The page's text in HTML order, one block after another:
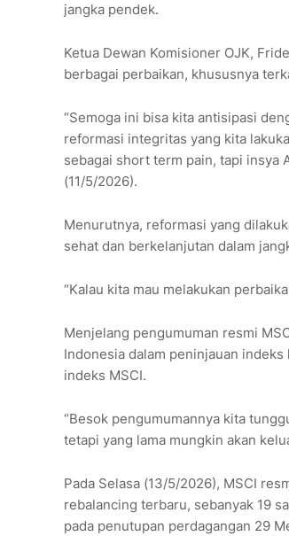
jangka pendek.
Ketua Dewan Komisioner OJK,
berbagai perbaikan, khususnya
“Semoga ini bisa kita antisipasi
reformasi integritas yang kita
sebagai short term pain, tapi insya
(11/5/2026).
Menurutnya, reformasi yang
sehat dan berkelanjutan dalam
“Kalau kita mau melakukan
Menjelang pengumuman resmi
Indonesia dalam peninjauan
indeks MSCI.
“Besok pengumumannya kita
tetapi yang lama mungkin akan
Pada Selasa (13/5/2026), MSCI
rebalancing terbaru, sebanyak 19
pada penutupan perdagangan 29